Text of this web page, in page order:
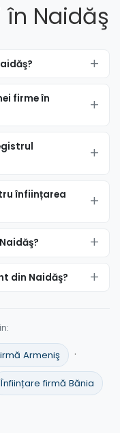
Naidăş
firme în
înființarea
din Naidăş?
Armeniş ·
Înființare firmă Bănia